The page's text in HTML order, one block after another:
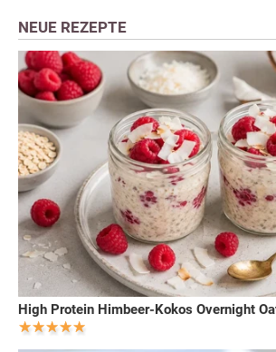
NEUE REZEPTE
High Protein Himbeer-Kokos Overnight